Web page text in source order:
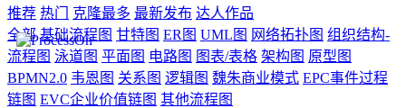
推荐 热门 克隆最多 最新发布 达人作品
全部 基础流程图 甘特图 ER图 UML图 网络拓扑图 组织结构-
流程图 泳道图 平面图 电路图 图表/表格 架构图 原型图
BPMN2.0 韦恩图 关系图 逻辑图 魏朱商业模式 EPC事件过程
链图 EVC企业价值链图 其他流程图